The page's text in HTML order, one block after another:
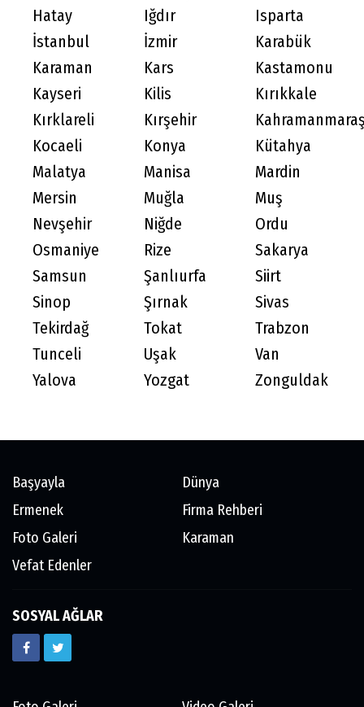
Hatay
Iğdır
Isparta
İstanbul
İzmir
Karabük
Karaman
Kars
Kastamonu
Kayseri
Kilis
Kırıkkale
Kırklareli
Kırşehir
Kocaeli
Konya
Kütahya
Malatya
Manisa
Mardin
Mersin
Muğla
Muş
Nevşehir
Niğde
Ordu
Osmaniye
Rize
Sakarya
Samsun
Şanlıurfa
Siirt
Sinop
Şırnak
Sivas
Tekirdağ
Tokat
Trabzon
Tunceli
Uşak
Van
Yalova
Yozgat Zonguldak
Başyayla
Dünya
Ermenek
Firma Rehberi
Foto Galeri
Karaman
Vefat Edenler
SOSYAL AĞLAR